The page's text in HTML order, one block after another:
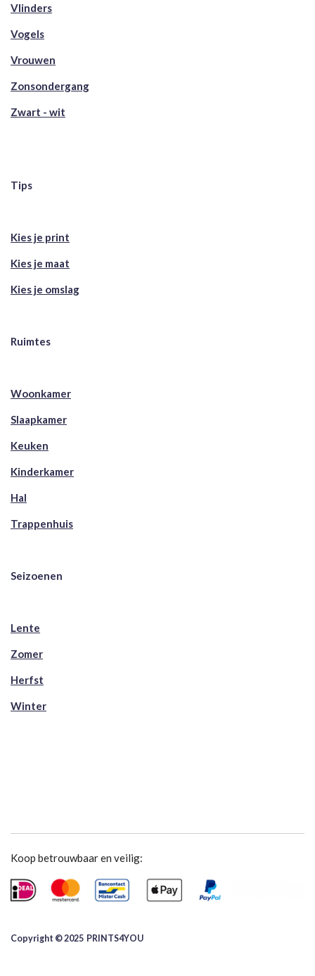
Vlinders
Vogels
Vrouwen
Zonsondergang
Zwart - wit
Tips
Kies je print
Kies je maat
Kies je omslag
Ruimtes
Woonkamer
Slaapkamer
Keuken
Kinderkamer
Hal
Trappenhuis
Seizoenen
Lente
Zomer
Herfst
Winter
Koop betrouwbaar en veilig:
Copyright © 2025 ​PRINTS4YOU